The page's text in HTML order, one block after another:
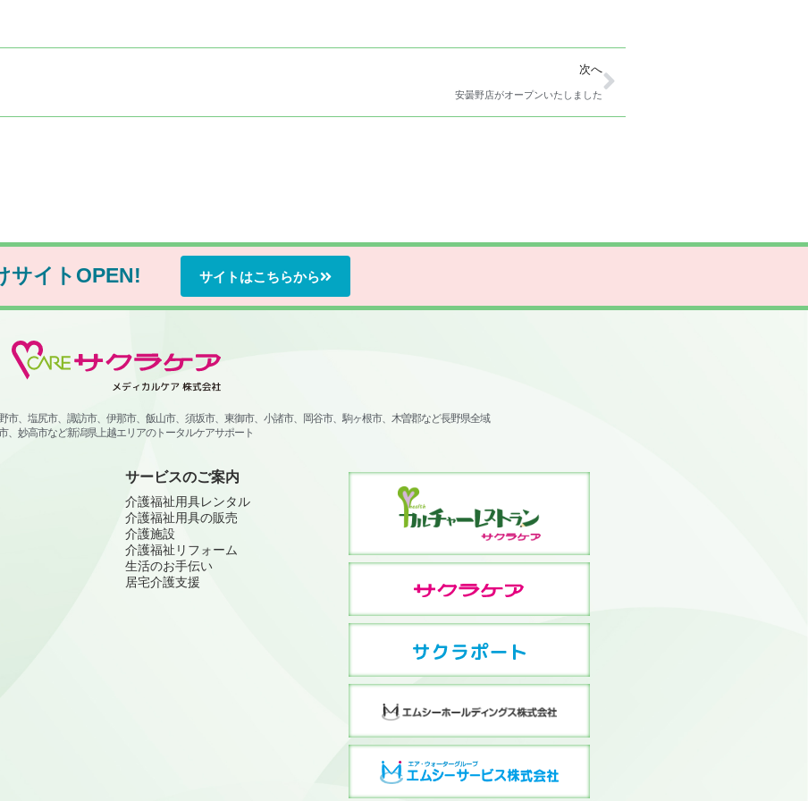
次へ
安曇野店がオープンいたしました
サイトOPEN! サイトはこちらから
、塩尻市、諏訪市、伊那市、飯山市、須坂市、東御市、小諸市、岡谷市、駒ヶ根市、木曽郡など長野県全域
、妙高市など新潟県上越エリアのトータルケアサポート
サービスのご案内
介護福祉用具レンタル
介護福祉用具の販売
介護施設
介護福祉リフォーム
生活のお手伝い
居宅介護支援